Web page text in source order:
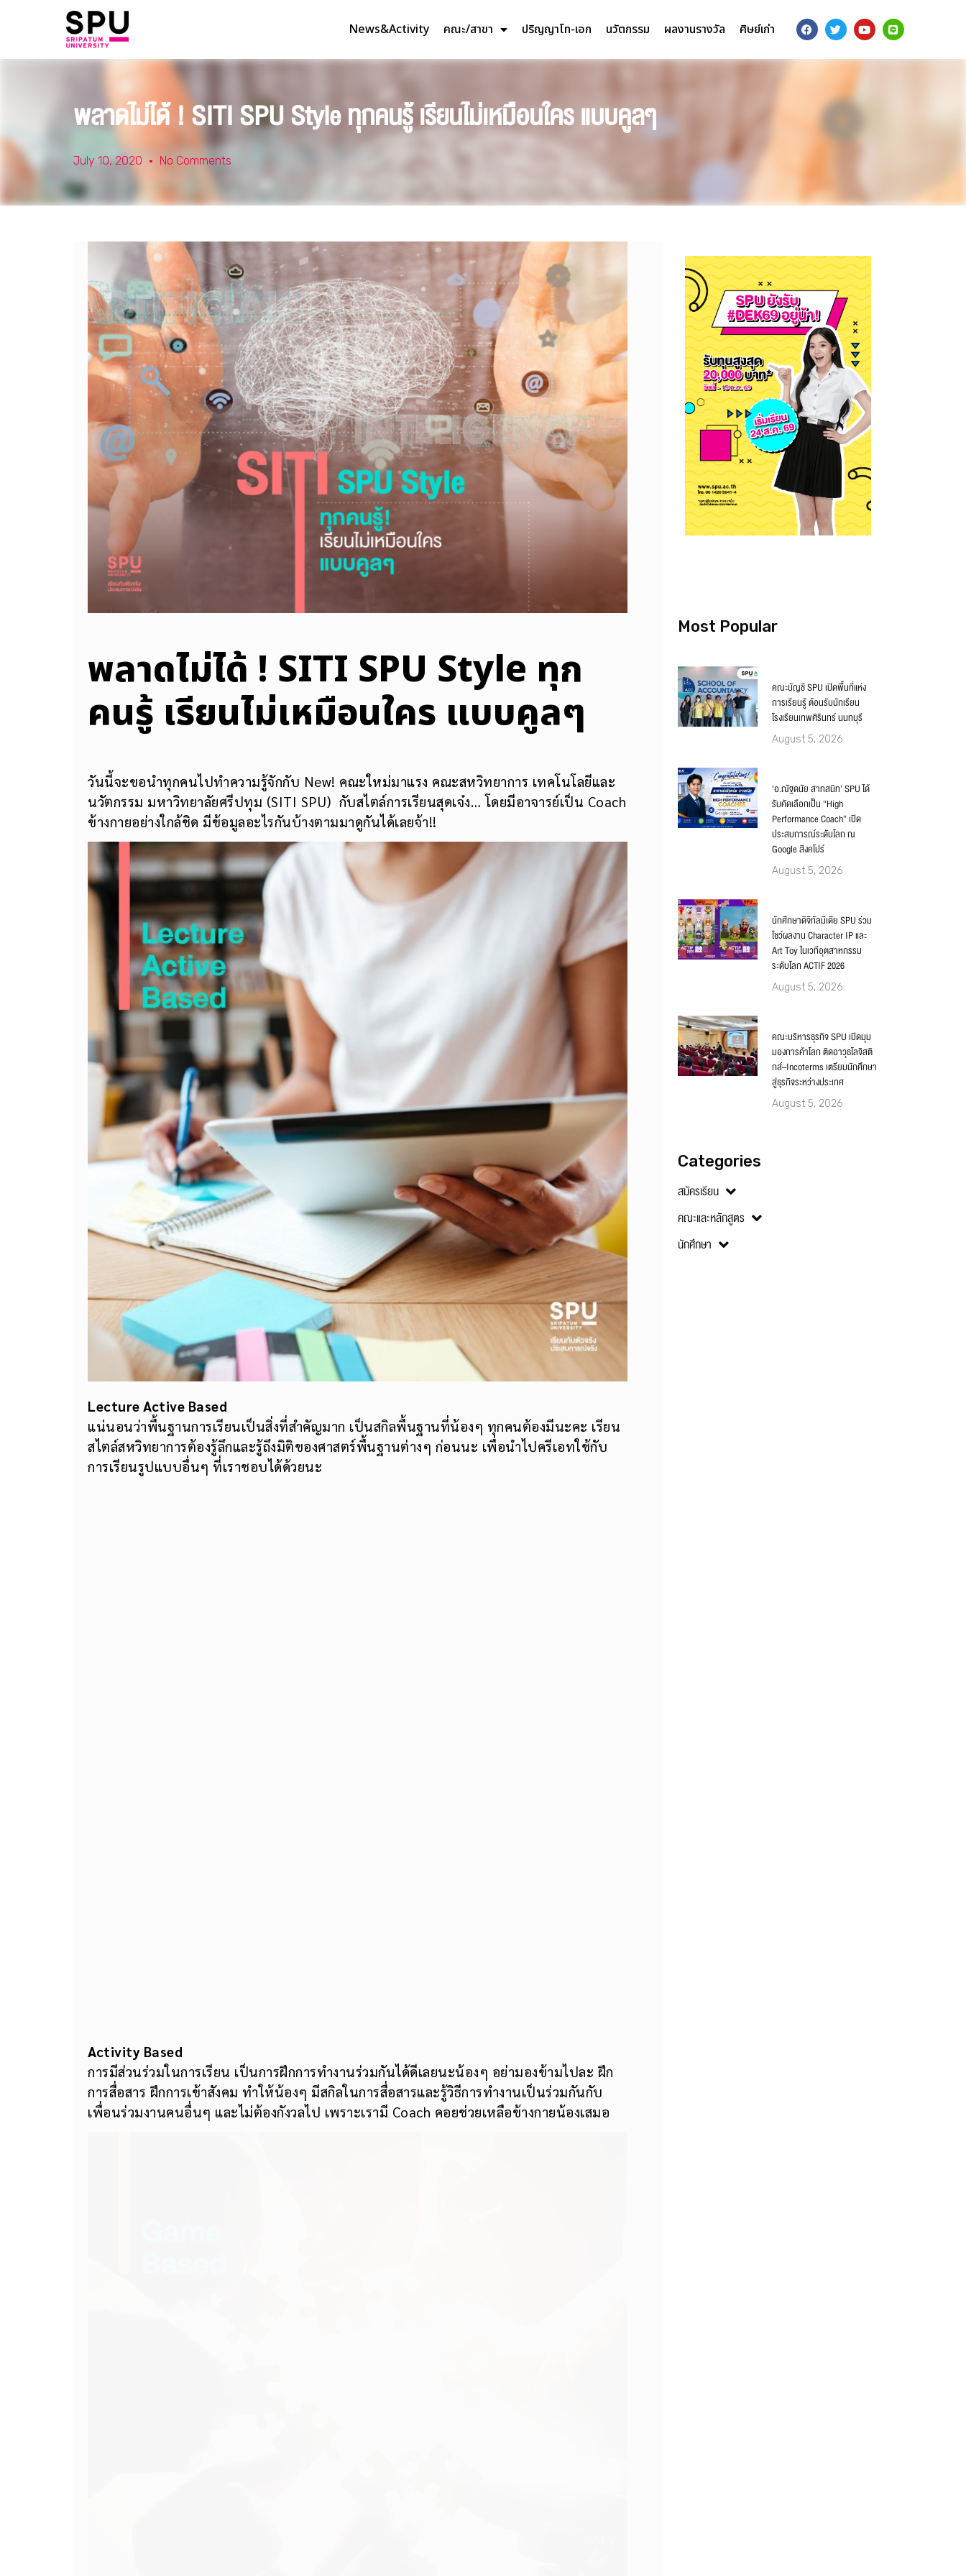
News&Activity คณะ/สาขา ปริญญาโท-เอก นวัตกรรม ผลงานรางวัล ศิษย์เก่า
พลาดไม่ได้ ! SITI SPU Style ทุกคนรู้ เรียนไม่เหมือนใคร แบบคูลๆ
July 10, 2020 No Comments
พลาดไม่ได้ ! SITI SPU Style ทุก
คนรู้ เรียนไม่เหมือนใคร แบบคูลๆ
วันนี้จะขอนำทุกคนไปทำความรู้จักกับ New! คณะใหม่มาแรง คณะสหวิทยาการ เทคโนโลยีและ
นวัตกรรม มหาวิทยาลัยศรีปทุม (SITI SPU) กับสไตล์การเรียนสุดเจ๋ง… โดยมีอาจารย์เป็น Coach
ข้างกายอย่างใกล้ชิด มีข้อมูลอะไรกันบ้างตามมาดูกันได้เลยจ้า!!
Lecture Active Based
แน่นอนว่าพื้นฐานการเรียนเป็นสิ่งที่สำคัญมาก เป็นสกิลพื้นฐานที่น้องๆ ทุกคนต้องมีนะคะ เรียน
สไตล์สหวิทยาการต้องรู้ลึกและรู้ถึงมิติของศาสตร์พื้นฐานต่างๆ ก่อนนะ เพื่อนำไปครีเอทใช้กับ
การเรียนรูปแบบอื่นๆ ที่เราชอบได้ด้วยนะ
Activity Based
การมีส่วนร่วมในการเรียน เป็นการฝึกการทำงานร่วมกันได้ดีเลยนะน้องๆ อย่ามองข้ามไปละ ฝึก
การสื่อสาร ฝึกการเข้าสังคม ทำให้น้องๆ มีสกิลในการสื่อสารและรู้วิธีการทำงานเป็นร่วมกันกับ
เพื่อนร่วมงานคนอื่นๆ และไม่ต้องกังวลไป เพราะเรามี Coach คอยช่วยเหลือข้างกายน้องเสมอ
Most Popular
คณะบัญชี SPU เปิดพื้นที่แห่ง
การเรียนรู้ ต้อนรับนักเรียน
โรงเรียนเทพศิรินทร์ นนทบุรี
August 5, 2026
‘อ.ณัฐดนัย สาทสนิท’ SPU ได้
รับคัดเลือกเป็น “High
Performance Coach” เปิด
ประสบการณ์ระดับโลก ณ
Google สิงคโปร์
August 5, 2026
นักศึกษาดิจิทัลมีเดีย SPU ร่วม
โชว์ผลงาน Character IP และ
Art Toy ในเวทีอุตสาหกรรม
ระดับโลก ACTIF 2026
August 5, 2026
คณะบริหารธุรกิจ SPU เปิดมุม
มองการค้าโลก ติดอาวุธโลจิสติ
กส์–Incoterms เตรียมนักศึกษา
สู่ธุรกิจระหว่างประเทศ
August 5, 2026
Categories
สมัครเรียน
คณะและหลักสูตร
นักศึกษา